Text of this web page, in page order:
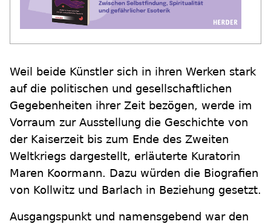
Weil beide Künstler sich in ihren Werken stark
auf die politischen und gesellschaftlichen
Gegebenheiten ihrer Zeit bezögen, werde im
Vorraum zur Ausstellung die Geschichte von
der Kaiserzeit bis zum Ende des Zweiten
Weltkriegs dargestellt, erläuterte Kuratorin
Maren Koormann. Dazu würden die Biografien
von Kollwitz und Barlach in Beziehung gesetzt.
Ausgangspunkt und namensgebend war den